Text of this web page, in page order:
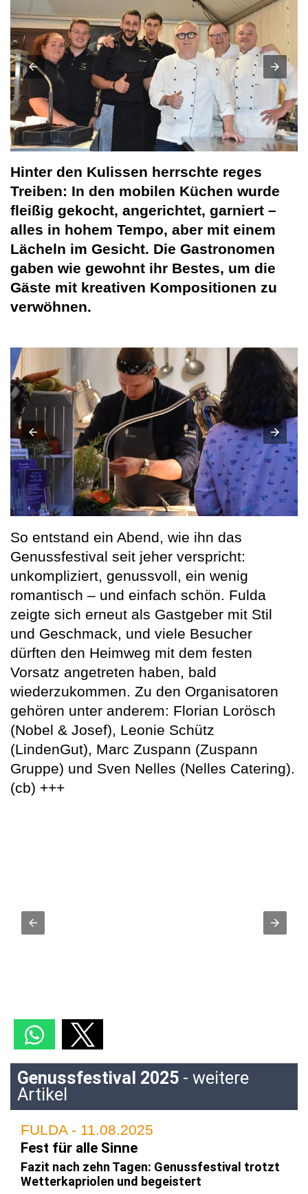
Hinter den Kulissen herrschte reges
Treiben: In den mobilen Küchen wurde
fleißig gekocht, angerichtet, garniert –
alles in hohem Tempo, aber mit einem
Lächeln im Gesicht. Die Gastronomen
gaben wie gewohnt ihr Bestes, um die
Gäste mit kreativen Kompositionen zu
verwöhnen.
So entstand ein Abend, wie ihn das
Genussfestival seit jeher verspricht:
unkompliziert, genussvoll, ein wenig
romantisch – und einfach schön. Fulda
zeigte sich erneut als Gastgeber mit Stil
und Geschmack, und viele Besucher
dürften den Heimweg mit dem festen
Vorsatz angetreten haben, bald
wiederzukommen. Zu den Organisatoren
gehören unter anderem: Florian Lorösch
(Nobel & Josef), Leonie Schütz
(LindenGut), Marc Zuspann (Zuspann
Gruppe) und Sven Nelles (Nelles Catering).
(cb) +++
Genussfestival 2025 - weitere
Artikel
FULDA - 11.08.2025
Fest für alle Sinne
Fazit nach zehn Tagen: Genussfestival trotzt
Wetterkapriolen und begeistert